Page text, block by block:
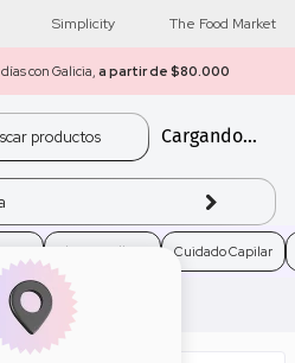
Simplicity The Food Market
con Galicia, a partir de $80.000
Cargando...
Electro Belleza Cuidado Capilar